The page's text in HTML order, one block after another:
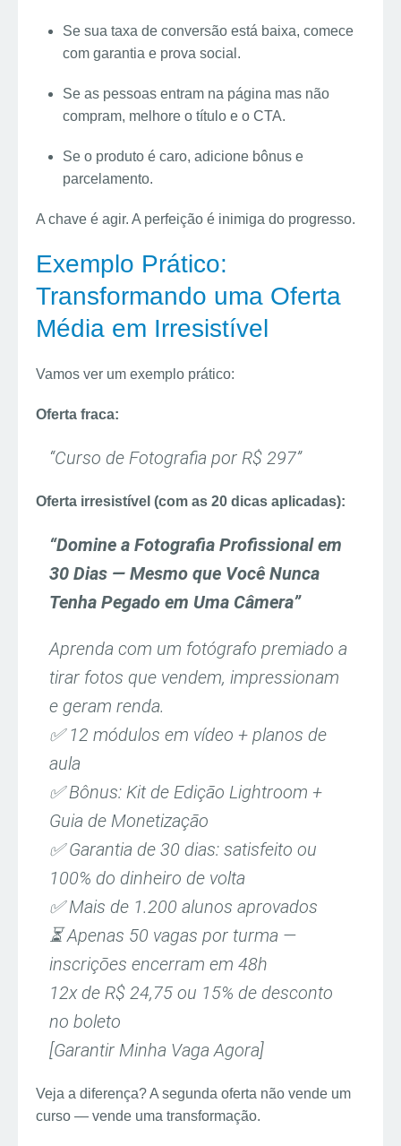
Se sua taxa de conversão está baixa, comece
com garantia e prova social.
Se as pessoas entram na página mas não
compram, melhore o título e o CTA.
Se o produto é caro, adicione bônus e
parcelamento.
A chave é agir. A perfeição é inimiga do progresso.
Exemplo Prático:
Transformando uma Oferta
Média em Irresistível
Vamos ver um exemplo prático:
Oferta fraca:
“Curso de Fotografia por R$ 297”
Oferta irresistível (com as 20 dicas aplicadas):
“Domine a Fotografia Profissional em
30 Dias — Mesmo que Você Nunca
Tenha Pegado em Uma Câmera”
Aprenda com um fotógrafo premiado a
tirar fotos que vendem, impressionam
e geram renda.
✅ 12 módulos em vídeo + planos de
aula
✅ Bônus: Kit de Edição Lightroom +
Guia de Monetização
✅ Garantia de 30 dias: satisfeito ou
100% do dinheiro de volta
✅ Mais de 1.200 alunos aprovados
⏳ Apenas 50 vagas por turma —
inscrições encerram em 48h
12x de R$ 24,75 ou 15% de desconto
no boleto
[Garantir Minha Vaga Agora]
Veja a diferença? A segunda oferta não vende um
curso — vende uma transformação.